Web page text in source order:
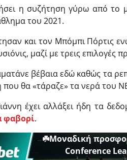
η συζήτηση γύρω από
του 2021.
και τον Μπόμπι Πόρτις
μαζί με τρεις
βέβαια εδώ καθώς τα
θα «τάραζε» τα νερά του
έχει αλλάξει ήδη τα
φαβορί.
☘️Μοναδική
Conference